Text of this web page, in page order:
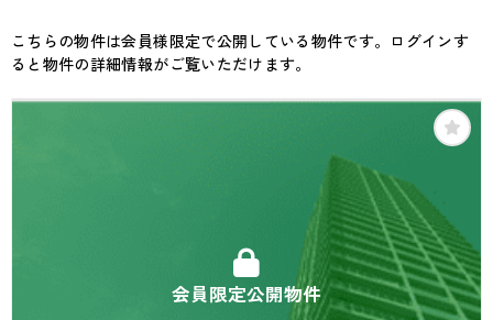
こちらの物件は会員様限定で公開している物件です。ログインす
ると物件の詳細情報がご覧いただけます。
会員限定公開物件